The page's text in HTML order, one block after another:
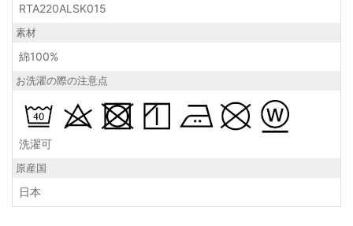
RTA220ALSK015
素材
綿100%
お洗濯の際の注意点
洗濯可
原産国
日本